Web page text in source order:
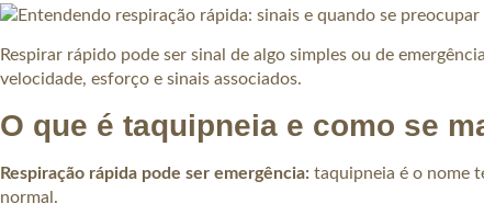
Respirar rápido pode ser sinal de algo simples ou de
velocidade, esforço e sinais associados.
O que é taquipneia e como se
Respiração rápida pode ser emergência: taquipneia é o nome
normal.